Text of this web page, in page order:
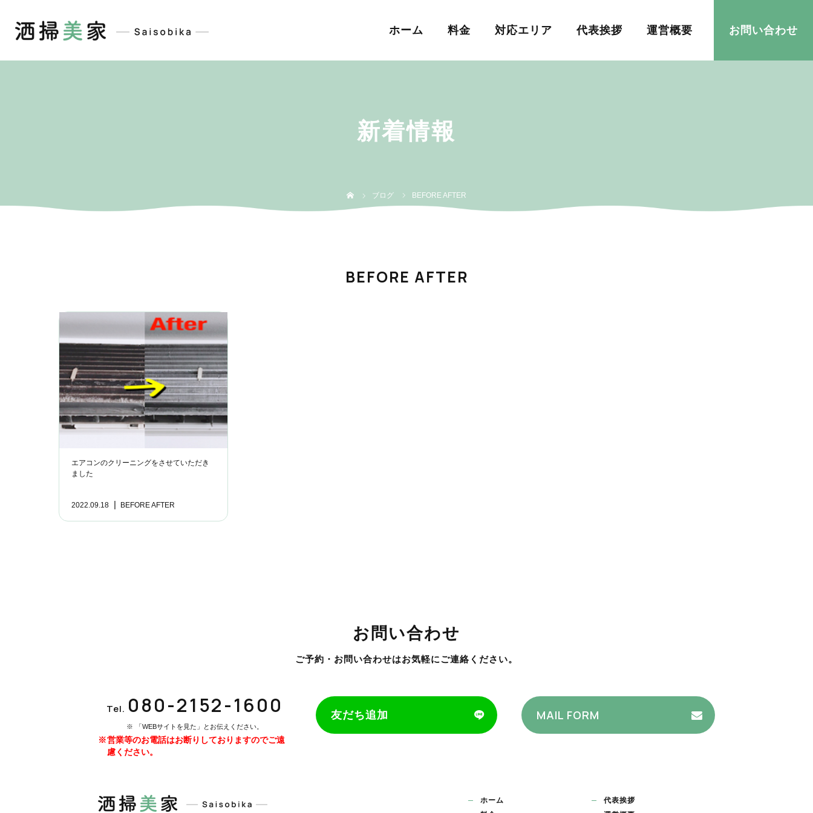
ホーム 料金 対応エリア 代表挨拶 運営概要 お問い合わせ
新着情報
ブログ BEFORE AFTER
BEFORE AFTER
エアコンのクリーニングをさせていただき
ました
2022.09.18 BEFORE AFTER
お問い合わせ
ご予約・お問い合わせはお気軽にご連絡ください。
Tel. 080-2152-1600
「WEBサイトを見た」とお伝えください。
営業等のお電話はお断りしておりますのでご遠
慮ください。
友だち追加 MAIL FORM
ホーム
代表挨拶